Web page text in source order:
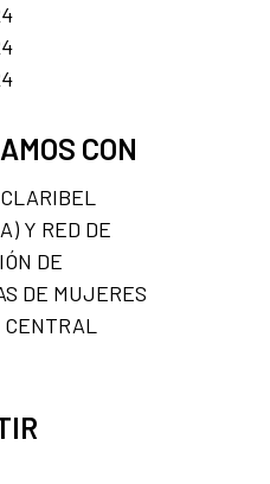
CON
Y RED DE
DE
DE MUJERES
CENTRAL